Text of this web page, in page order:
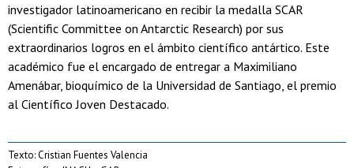
investigador latinoamericano en recibir la medalla SCAR
(Scientific Committee on Antarctic Research) por sus
extraordinarios logros en el ámbito científico antártico. Este
académico fue el encargado de entregar a Maximiliano
Amenábar, bioquímico de la Universidad de Santiago, el premio
al Científico Joven Destacado.
Texto: Cristian Fuentes Valencia